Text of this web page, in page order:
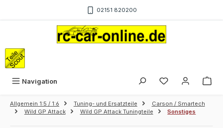
02151 820200
Navigation
Allgemein 1:5 / 1:6 Tuning- und Ersatzteile
Carson / Smartech
Wild GP Attack
Wild GP Attack Tuningteile Sonstiges